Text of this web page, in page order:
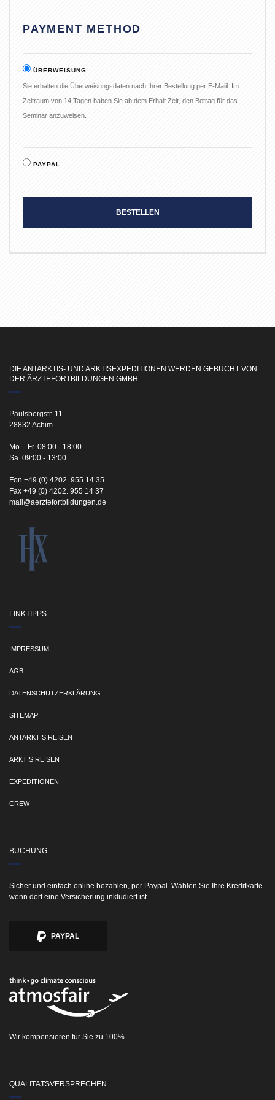
PAYMENT METHOD
ÜBERWEISUNG
Sie erhalten die Überweisungsdaten nach Ihrer Bestellung per E-Maiil. Im
Zeitraum von 14 Tagen haben Sie ab dem Erhalt Zeit, den Betrag für das
Seminar anzuweisen.
PAYPAL
BESTELLEN
DIE ANTARKTIS- UND ARKTISEXPEDITIONEN WERDEN GEBUCHT VON
DER ÄRZTEFORTBILDUNGEN GMBH
Paulsbergstr. 11
28832 Achim
Mo. - Fr. 08:00 - 18:00
Sa. 09:00 - 13:00
Fon +49 (0) 4202. 955 14 35
Fax +49 (0) 4202. 955 14 37
mail@aerztefortbildungen.de
LINKTIPPS
IMPRESSUM
AGB
DATENSCHUTZERKLÄRUNG
SITEMAP
ANTARKTIS REISEN
ARKTIS REISEN
EXPEDITIONEN
CREW
BUCHUNG
Sicher und einfach online bezahlen, per Paypal. Wählen Sie Ihre Kreditkarte
wenn dort eine Versicherung inkludiert ist.
PAYPAL
Wir kompensieren für Sie zu 100%
QUALITÄTSVERSPRECHEN